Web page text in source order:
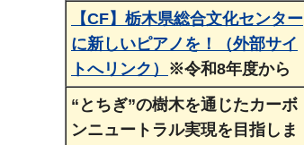
【CF】栃木県総合文化センター
に新しいピアノを！（外部サイ
トへリンク） ※令和8年度から
“とちぎ”の樹木を通じたカーボ
ンニュートラル実現を目指しま